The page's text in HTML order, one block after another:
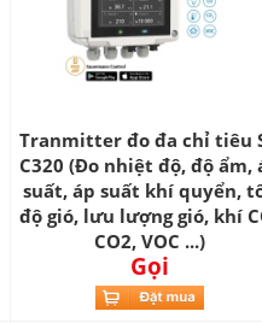
Tranmitter đo đa chỉ tiêu
C320 (Đo nhiệt độ, độ ẩm,
suất, áp suất khí quyển,
độ gió, lưu lượng gió, khí
CO2, VOC ...)
Gọi